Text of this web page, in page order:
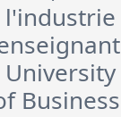
l'industrie
University